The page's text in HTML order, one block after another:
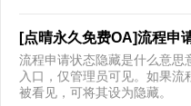
[点晴永久免费OA]流程申
流程申请状态隐藏是什么意思
入口，仅管理员可见。如果
被看见，可将其设为隐藏。